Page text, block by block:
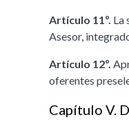
Artículo 11º. La
Asesor,
Artículo 12º.
oferentes
Capítulo V.